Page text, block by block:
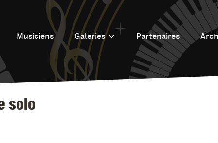
Musiciens Galeries
Galerie photos
Galerie Vidéos
Partenaires
solo